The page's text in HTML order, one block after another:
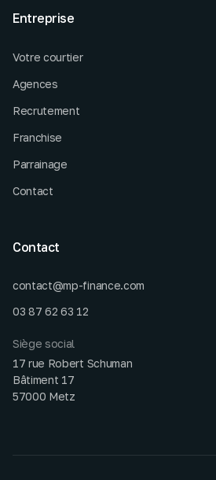
Entreprise
Votre courtier
Agences
Recrutement
Franchise
Parrainage
Contact
Contact
contact@mp-finance.com
03 87 62 63 12
Siège social
17 rue Robert Schuman
Bâtiment 17
57000 Metz